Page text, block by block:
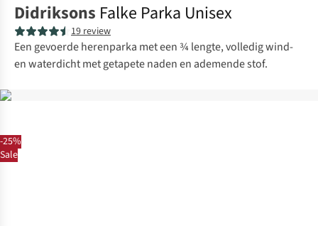
-25%
Sale
Didriksons Falke Parka Unisex
19 review
Een gevoerde herenparka met een ¾ lengte, volledig wind-
en waterdicht met getapete naden en ademende stof.